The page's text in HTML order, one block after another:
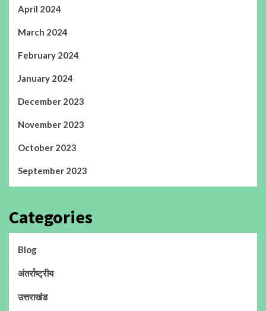
April 2024
March 2024
February 2024
January 2024
December 2023
November 2023
October 2023
September 2023
Categories
Blog
अंतर्राष्ट्रीय
उत्तराखंड